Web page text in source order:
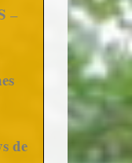
–
de